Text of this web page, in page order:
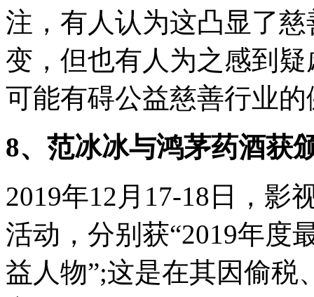
注，有人认为这凸显了
变，但也有人为之感到
可能有碍公益慈善行业
8、范冰冰与鸿茅药酒获
2019年12月17-18日，影
活动，分别获“2019年度
益人物”;这是在其因偷税